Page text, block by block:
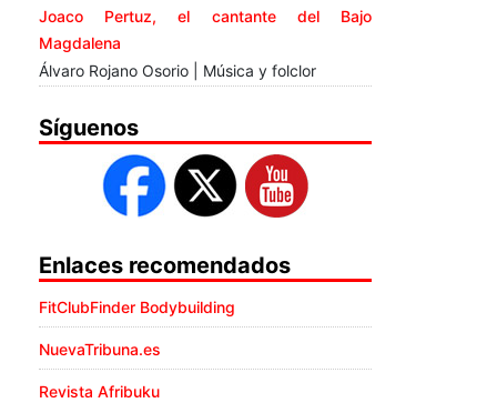
Joaco Pertuz, el cantante del Bajo
Magdalena
Álvaro Rojano Osorio | Música y folclor
Síguenos
Enlaces recomendados
FitClubFinder Bodybuilding
NuevaTribuna.es
Revista Afribuku